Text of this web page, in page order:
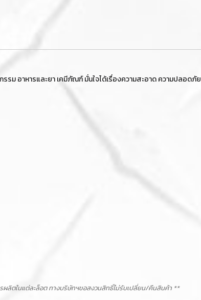
รม อาหารและยา เคมีภัณฑ์ มั่นใจได้เรื่องความสะอาด ความปลอดภัย
ผลิตในแต่ละล็อต ทางบริษัทฯขอสงวนสิทธิ์ไม่รับเปลี่ยน/คืนสินค้า **